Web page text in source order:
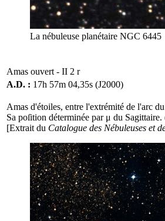
La nébuleuse planétaire NGC 6445
Amas ouvert - II 2 r
A.D. : 17h 57m 04,35s (J2000)
Amas d'étoiles, entre l'extrémité de l'arc
Sa poſition déterminée par μ du
[Extrait du Catalogue des Nébuleuses et